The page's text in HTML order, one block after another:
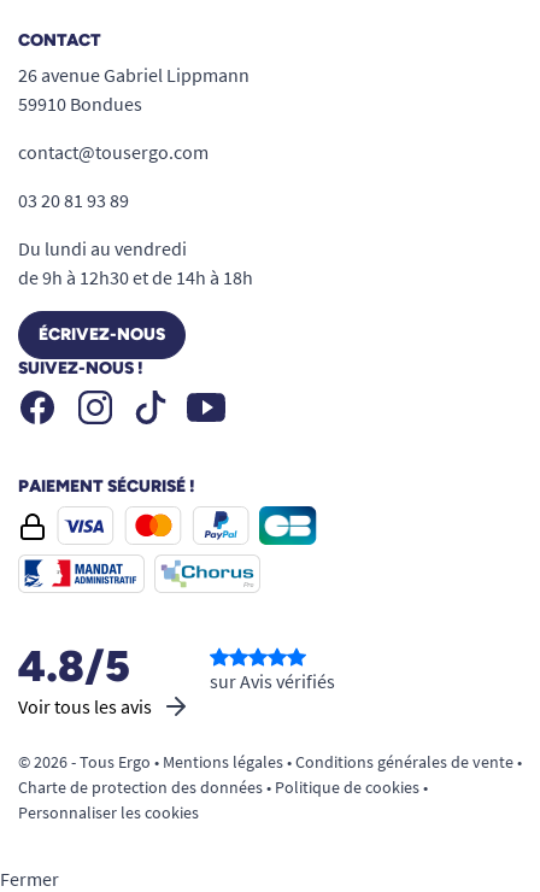
CONTACT
26 avenue Gabriel Lippmann
59910 Bondues
contact@tousergo.com
03 20 81 93 89
Du lundi au vendredi
de 9h à 12h30 et de 14h à 18h
ÉCRIVEZ-NOUS
SUIVEZ-NOUS !
FacebookInstagramTiktok Youtube
PAIEMENT SÉCURISÉ !
4.8/5
Voir tous les avis
sur Avis vérifiés
© 2026 - Tous Ergo • Mentions légales•Conditions générales de vente•
Charte de protection des données• Politique de cookies•
Personnaliser les cookies
Fermer